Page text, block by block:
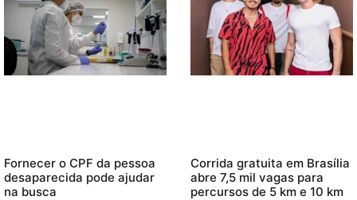
Fornecer o CPF da pessoa
desaparecida pode ajudar
na busca
Corrida gratuita em Brasília
abre 7,5 mil vagas para
percursos de 5 km e 10 km